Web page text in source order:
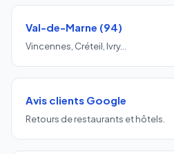
Val-de-Marne (94)
Vincennes, Créteil, Ivry…
Avis clients Google
Retours de restaurants et hôtels.